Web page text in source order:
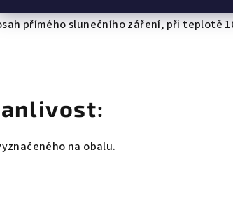
přímého slunečního záření, při teplotě
na obalu.